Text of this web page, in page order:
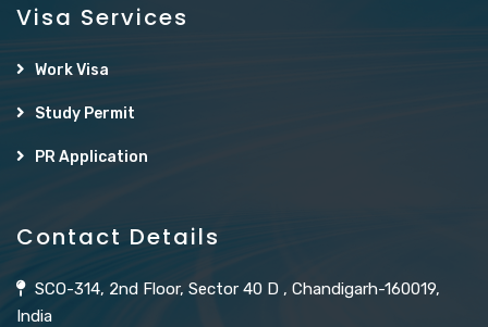
Visa Services
Work Visa
Study Permit
PR Application
Contact Details
SCO-314, 2nd Floor, Sector 40 D , Chandigarh-160019,
India